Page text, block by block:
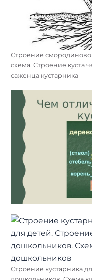
Строение
схема. Строение куста
саженца кустарника
Строение кустарника